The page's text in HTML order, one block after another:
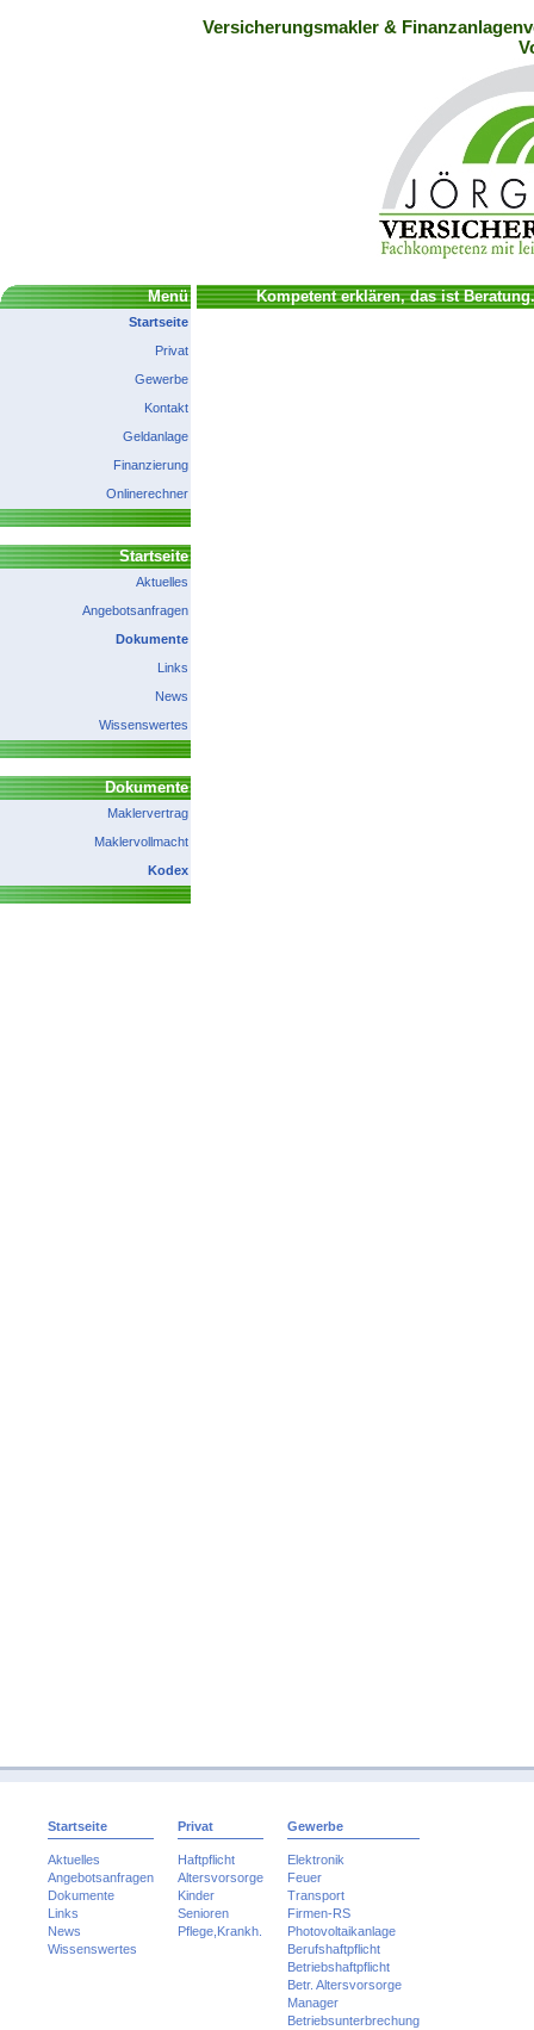
Versicherungsmakler &
Menü
Startseite
Privat
Gewerbe
Kontakt
Geldanlage
Finanzierung
Onlinerechner
Startseite
Aktuelles
Angebotsanfragen
Dokumente
Links
News
Wissenswertes
Dokumente
Maklervertrag
Maklervollmacht
Kodex
Kompetent erklären, das ist
Startseite
Aktuelles
Angebotsanfragen
Dokumente
Links
News
Wissenswertes
Privat
Haftpflicht
Altersvorsorge
Kinder
Senioren
Pflege,Krankh.
Gewerbe
Elektronik
Feuer
Transport
Firmen-RS
Photovoltaikanlage
Berufshaftpflicht
Betriebshaftpflicht
Betr. Altersvorsorge
Manager
Betriebsunterbrechung